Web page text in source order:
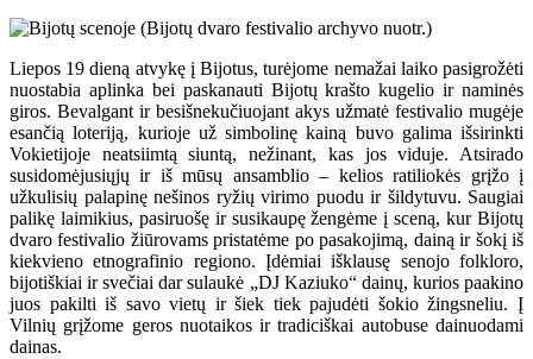
Liepos 19 dieną atvykę į Bijotus, turėjome nemažai laiko pasigrožėti
nuostabia aplinka bei paskanauti Bijotų krašto kugelio ir naminės
giros. Bevalgant ir besišnekučiuojant akys užmatė festivalio mugėje
esančią loteriją, kurioje už simbolinę kainą buvo galima išsirinkti
Vokietijoje neatsiimtą siuntą, nežinant, kas jos viduje. Atsirado
susidomėjusiųjų ir iš mūsų ansamblio – kelios ratiliokės grįžo į
užkulisių palapinę nešinos ryžių virimo puodu ir šildytuvu. Saugiai
palikę laimikius, pasiruošę ir susikaupę žengėme į sceną, kur Bijotų
dvaro festivalio žiūrovams pristatėme po pasakojimą, dainą ir šokį iš
kiekvieno etnografinio regiono. Įdėmiai išklausę senojo folkloro,
bijotiškiai ir svečiai dar sulaukė „DJ Kaziuko“ dainų, kurios paakino
juos pakilti iš savo vietų ir šiek tiek pajudėti šokio žingsneliu. Į
Vilnių grįžome geros nuotaikos ir tradiciškai autobuse dainuodami
dainas.